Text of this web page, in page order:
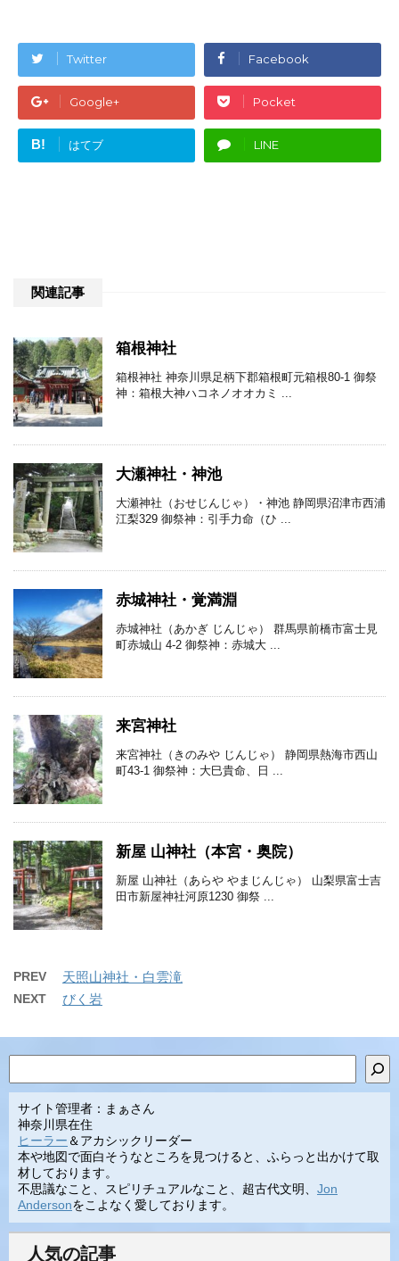
Twitter Facebook
Google+ Pocket
B! はてブ LINE
関連記事
箱根神社
箱根神社 神奈川県足柄下郡箱根町元箱根80-1 御祭
神：箱根大神ハコネノオオカミ ...
大瀬神社・神池
大瀬神社（おせじんじゃ）・神池 静岡県沼津市西浦
江梨329 御祭神：引手力命（ひ ...
赤城神社・覚満淵
赤城神社（あかぎ じんじゃ） 群馬県前橋市富士見
町赤城山 4-2 御祭神：赤城大 ...
来宮神社
来宮神社（きのみや じんじゃ） 静岡県熱海市西山
町43-1 御祭神：大巳貴命、日 ...
新屋 山神社（本宮・奥院）
新屋 山神社（あらや やまじんじゃ） 山梨県富士吉
田市新屋神社河原1230 御祭 ...
PREV 天照山神社・白雲滝
NEXT びく岩
サイト管理者：まぁさん
神奈川県在住
ヒーラー ＆アカシックリーダー
本や地図で面白そうなところを見つけると、ふらっと出かけて取
材しております。
不思議なこと、スピリチュアルなこと、超古代文明、 Jon
Andersonをこよなく愛しております。
人気の記事